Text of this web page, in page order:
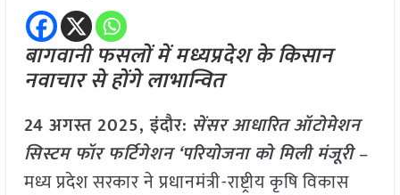
बागवानी फसलों में मध्यप्रदेश के किसान
नवाचार से होंगे लाभान्वित
24 अगस्त 2025,इंदौर: सेंसर आधारित ऑटोमेशन
सिस्टम फॉर फर्टिगेशन ‘परियोजना को मिली मंजूरी–
मध्य प्रदेश सरकार ने प्रधानमंत्री-राष्ट्रीय कृषि विकास